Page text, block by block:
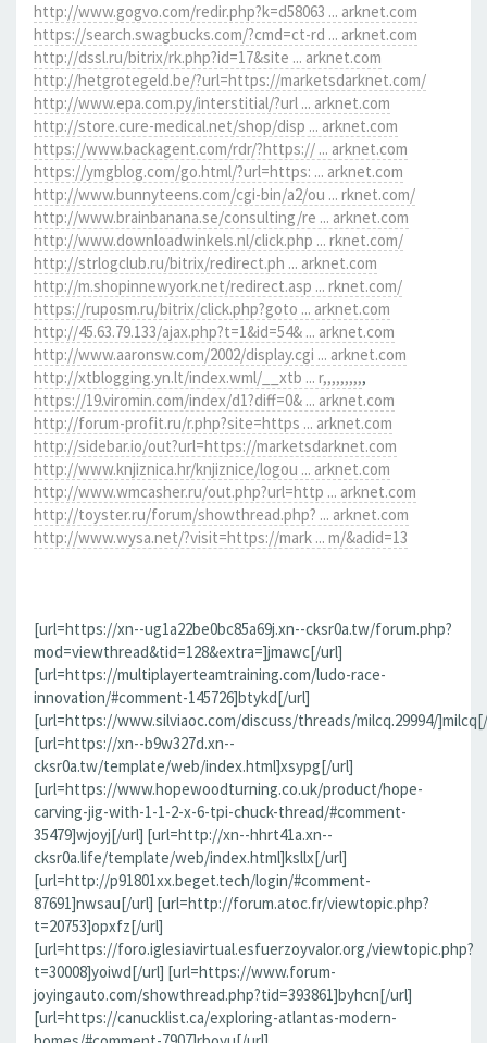
http://www.gogvo.com/redir.php?k=d58063 ... arknet.com
https://search.swagbucks.com/?cmd=ct-rd ... arknet.com
http://dssl.ru/bitrix/rk.php?id=17&site ... arknet.com
http://hetgrotegeld.be/?url=https://marketsdarknet.com/
http://www.epa.com.py/interstitial/?url ... arknet.com
http://store.cure-medical.net/shop/disp ... arknet.com
https://www.backagent.com/rdr/?https:// ... arknet.com
https://ymgblog.com/go.html/?url=https: ... arknet.com
http://www.bunnyteens.com/cgi-bin/a2/ou ... rknet.com/
http://www.brainbanana.se/consulting/re ... arknet.com
http://www.downloadwinkels.nl/click.php ... rknet.com/
http://strlogclub.ru/bitrix/redirect.ph ... arknet.com
http://m.shopinnewyork.net/redirect.asp ... rknet.com/
https://ruposm.ru/bitrix/click.php?goto ... arknet.com
http://45.63.79.133/ajax.php?t=1&id=54& ... arknet.com
http://www.aaronsw.com/2002/display.cgi ... arknet.com
http://xtblogging.yn.lt/index.wml/__xtb ... r,,,,,,,,,,
https://19.viromin.com/index/d1?diff=0& ... arknet.com
http://forum-profit.ru/r.php?site=https ... arknet.com
http://sidebar.io/out?url=https://marketsdarknet.com
http://www.knjiznica.hr/knjiznice/logou ... arknet.com
http://www.wmcasher.ru/out.php?url=http ... arknet.com
http://toyster.ru/forum/showthread.php? ... arknet.com
http://www.wysa.net/?visit=https://mark ... m/&adid=13
[url=https://xn--ug1a22be0bc85a69j.xn--cksr0a.tw/forum.php?
mod=viewthread&tid=128&extra=]jmawc[/url]
[url=https://multiplayerteamtraining.com/ludo-race-
innovation/#comment-145726]btykd[/url]
[url=https://www.silviaoc.com/discuss/threads/milcq.29994/
[url=https://xn--b9w327d.xn--
cksr0a.tw/template/web/index.html]xsypg[/url]
[url=https://www.hopewoodturning.co.uk/product/hope-
carving-jig-with-1-1-2-x-6-tpi-chuck-thread/#comment-
35479]wjoyj[/url] [url=http://xn--hhrt41a.xn--
cksr0a.life/template/web/index.html]ksllx[/url]
[url=http://p91801xx.beget.tech/login/#comment-
87691]nwsau[/url] [url=http://forum.atoc.fr/viewtopic.php?
t=20753]opxfz[/url]
[url=https://foro.iglesiavirtual.esfuerzoyvalor.org/viewtopic.php?
t=30008]yoiwd[/url] [url=https://www.forum-
joyingauto.com/showthread.php?tid=393861]byhcn[/url]
[url=https://canucklist.ca/exploring-atlantas-modern-